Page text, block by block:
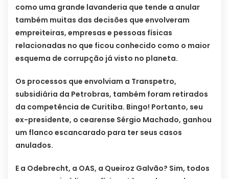
como uma grande lavanderia que tende a anular
também muitas das decisões que envolveram
empreiteiras, empresas e pessoas físicas
relacionadas no que ficou conhecido como o maior
esquema de corrupção já visto no planeta.
Os processos que envolviam a Transpetro,
subsidiária da Petrobras, também foram retirados
da competência de Curitiba. Bingo! Portanto, seu
ex-presidente, o cearense Sérgio Machado, ganhou
um flanco escancarado para ter seus casos
anulados.
E a Odebrecht, a OAS, a Queiroz Galvão? Sim, todos